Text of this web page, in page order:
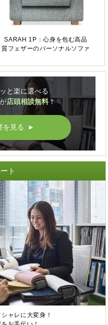
SARAH 1P：心身を包む高品
質フェザーのパーソナルソファ
と楽に選べる
店頭相談無料！
を見る ▲
ト
ャレに大変身！